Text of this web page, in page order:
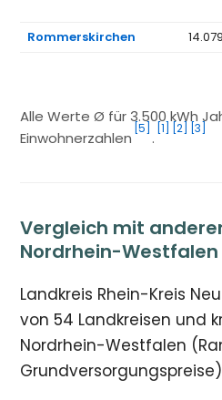
Rommerskirchen 14.079
Alle Werte Ø für 3.500 kWh
Einwohnerzahlen
[5]
.
[1] [2] [3]
Vergleich mit
Nordrhein-Westfalen
Landkreis Rhein-Kreis
von 54 Landkreisen und
Nordrhein-Westfalen